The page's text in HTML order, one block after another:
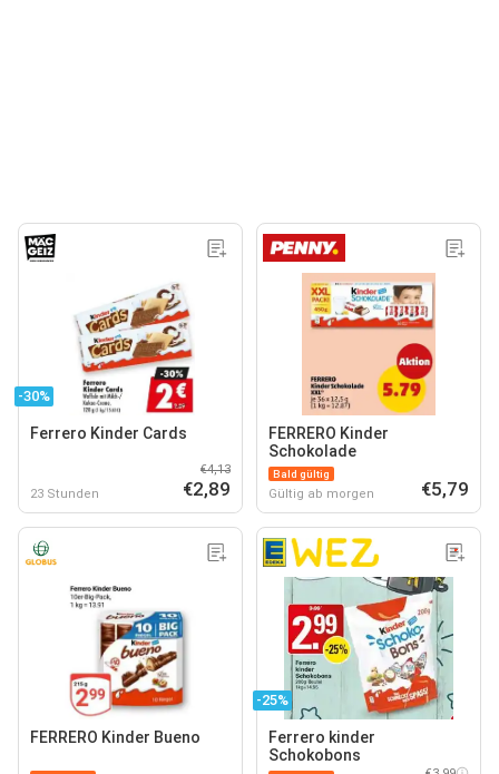
-30%
Ferrero Kinder Cards
23 Stunden
€4,13
€2,89
FERRERO Kinder
Schokolade
Bald gültig
Gültig ab morgen €5,79
FERRERO Kinder Bueno
-25%
Ferrero kinder
Schokobons